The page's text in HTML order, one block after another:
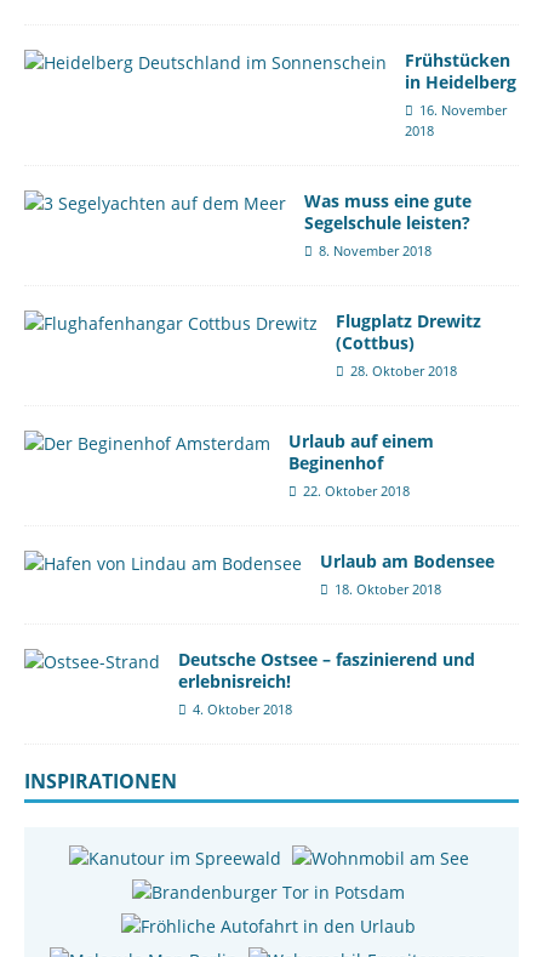
Frühstücken
in Heidelberg
16. November
2018
Was muss eine gute
Segelschule leisten?
8. November 2018
Flugplatz Drewitz
(Cottbus)
28. Oktober 2018
Urlaub auf einem
Beginenhof
22. Oktober 2018
Urlaub am Bodensee
18. Oktober 2018
Deutsche Ostsee – faszinierend und
erlebnisreich!
4. Oktober 2018
INSPIRATIONEN